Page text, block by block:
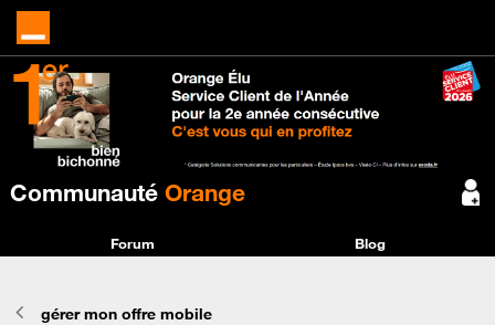
Communauté Orange
Forum Blog
gérer mon offre mobile